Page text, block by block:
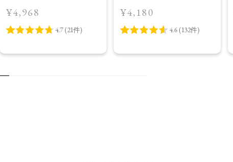
品＞
¥4,968 ¥4,180